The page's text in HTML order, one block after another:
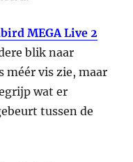
MEGA Live 2
blik naar
méér vis zie, maar
wat er
tussen de